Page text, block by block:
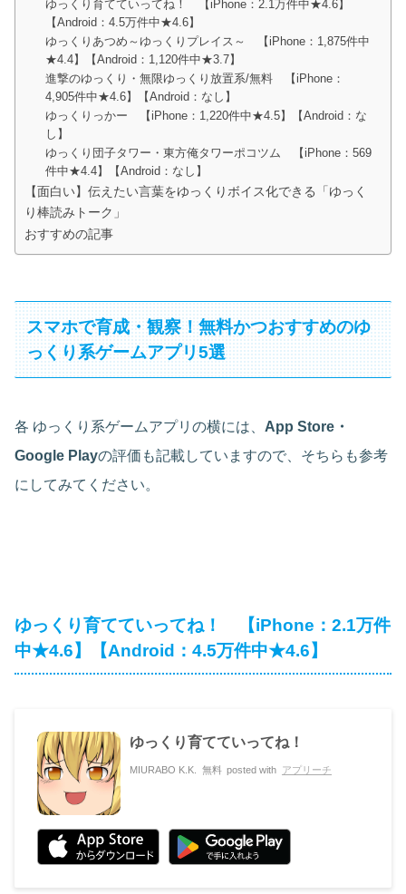
ゆっくり育てていってね！ 【iPhone：2.1万件中★4.6】
【Android：4.5万件中★4.6】
ゆっくりあつめ～ゆっくりプレイス～ 【iPhone：1,875件中
★4.4】【Android：1,120件中★3.7】
進撃のゆっくり・無限ゆっくり放置系/無料 【iPhone：
4,905件中★4.6】【Android：なし】
ゆっくりっかー 【iPhone：1,220件中★4.5】【Android：な
し】
ゆっくり団子タワー・東方俺タワーポコツム 【iPhone：569
件中★4.4】【Android：なし】
【面白い】伝えたい言葉をゆっくりボイス化できる「ゆっく
り棒読みトーク」
おすすめの記事
スマホで育成・観察！無料かつおすすめのゆ
っくり系ゲームアプリ5選
各 ゆっくり系ゲームアプリの横には、 App Store・
Google Playの評価も記載していますので、そちらも参考
にしてみてください。
ゆっくり育てていってね！ 【iPhone：2.1万件
中★4.6】【Android：4.5万件中★4.6】
ゆっくり育てていってね！
MIURABO K.K. 無料 posted with アプリーチ